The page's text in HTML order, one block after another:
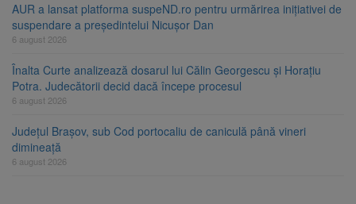
AUR a lansat platforma suspeND.ro pentru urmărirea inițiativei de
suspendare a președintelui Nicușor Dan
6 august 2026
Înalta Curte analizează dosarul lui Călin Georgescu și Horațiu
Potra. Judecătorii decid dacă începe procesul
6 august 2026
Județul Brașov, sub Cod portocaliu de caniculă până vineri
dimineață
6 august 2026